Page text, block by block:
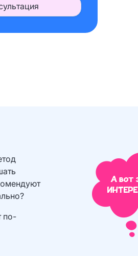
по-